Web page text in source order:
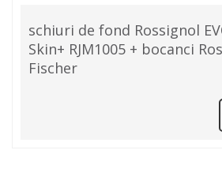
schiuri de fond Rossignol
Skin+ RJM1005 + bocanci
Fischer